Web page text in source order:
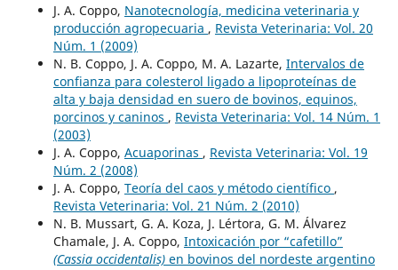
J. A. Coppo, Nanotecnología, medicina veterinaria y
producción agropecuaria , Revista Veterinaria: Vol. 20
Núm. 1 (2009)
N. B. Coppo, J. A. Coppo, M. A. Lazarte, Intervalos de
confianza para colesterol ligado a lipoproteínas de
alta y baja densidad en suero de bovinos, equinos,
porcinos y caninos , Revista Veterinaria: Vol. 14 Núm. 1
(2003)
J. A. Coppo, Acuaporinas , Revista Veterinaria: Vol. 19
Núm. 2 (2008)
J. A. Coppo, Teoría del caos y método científico ,
Revista Veterinaria: Vol. 21 Núm. 2 (2010)
N. B. Mussart, G. A. Koza, J. Lértora, G. M. Álvarez
Chamale, J. A. Coppo, Intoxicación por “cafetillo”
(Cassia occidentalis)en bovinos del nordeste argentino